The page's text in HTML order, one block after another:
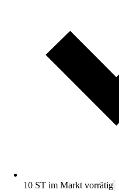
10 ST im Markt vorrätig